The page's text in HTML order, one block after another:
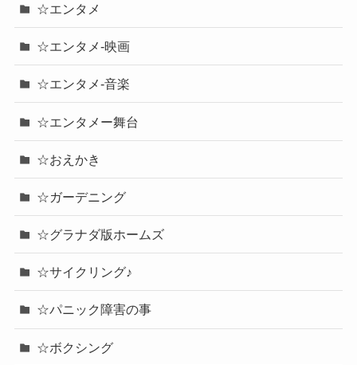
☆エンタメ
☆エンタメ-映画
☆エンタメ-音楽
☆エンタメー舞台
☆おえかき
☆ガーデニング
☆グラナダ版ホームズ
☆サイクリング♪
☆パニック障害の事
☆ボクシング